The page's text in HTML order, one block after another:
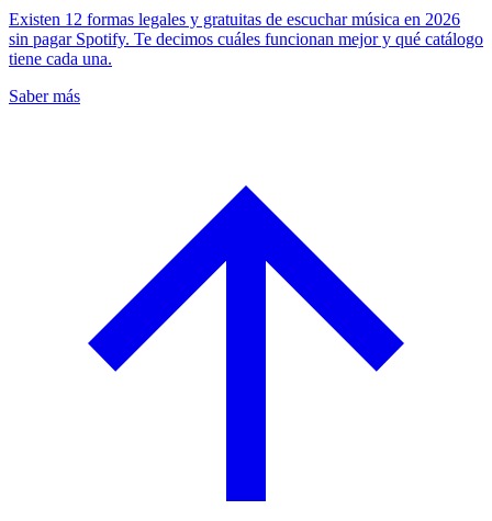
Existen 12 formas legales y gratuitas de escuchar música en 2026
sin pagar Spotify. Te decimos cuáles funcionan mejor y qué catálogo
tiene cada una.
Saber más